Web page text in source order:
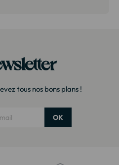
tous nos bons plans !
OK